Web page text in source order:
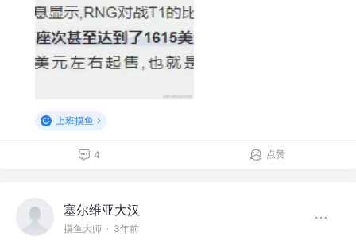
上班摸鱼
4 点赞
塞尔维亚大汉
摸鱼大师 · 3年前